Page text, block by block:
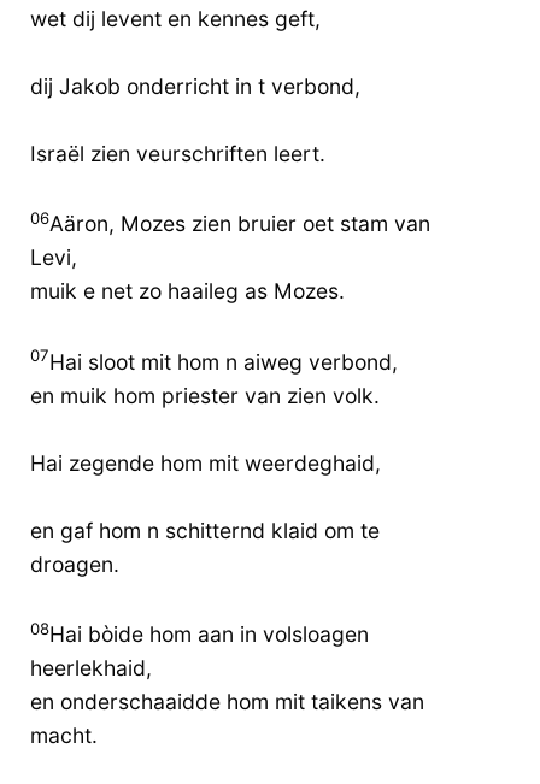
wet dij levent en kennes geft,
dij Jakob onderricht in t verbond,
Israël zien veurschriften leert.
06Aäron, Mozes zien bruier oet stam van
Levi,
muik e net zo haaileg as Mozes.
07Hai sloot mit hom n aiweg verbond,
en muik hom priester van zien volk.
Hai zegende hom mit weerdeghaid,
en gaf hom n schitternd klaid om te
droagen.
08Hai bòide hom aan in volsloagen
heerlekhaid,
en onderschaaidde hom mit taikens van
macht.